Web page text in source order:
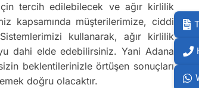
tercih edilebilecek ve ağır kirlilik
kapsamında müşterilerimize, ciddi
kullanarak, ağır kirlilik
dahi elde edebilirsiniz. Yani Adana
beklentilerinizle örtüşen sonuçları
doğru olacaktır.